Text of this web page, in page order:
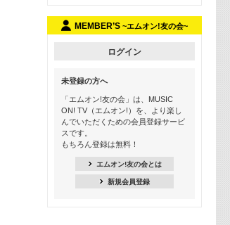
13:30
Apple Music カウントダウン 20
16:30
あのころK-POPヒッツ! 2018→2021年
18:30
M-ON! Countdown K
MEMBER’S ~エムオン!友の会~
ログイン
未登録の方へ
「エムオン!友の会」は、MUSIC
ON! TV（エムオン!）を、より楽し
んでいただくための会員登録サービ
スです。
もちろん登録は無料！
エムオン!友の会とは
新規会員登録